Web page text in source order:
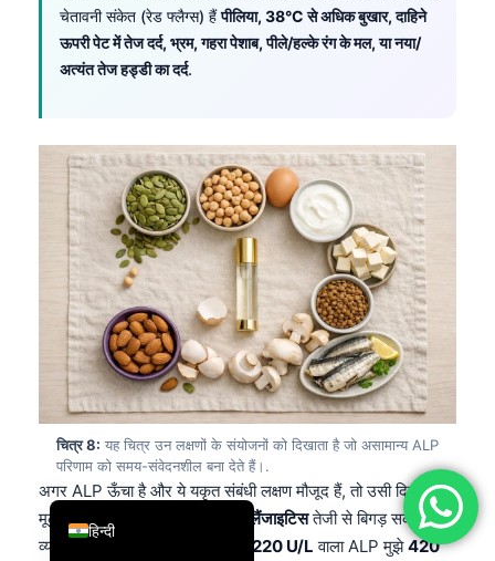
चेतावनी संकेत (रेड फ्लैग्स) हैंपीलिया, 38°C से अधिक बुखार, दाहिने
ऊपरी पेट में तेज दर्द, भ्रम, गहरा पेशाब, पीले/हल्के रंग के मल, या नया/
अत्यंत तेज हड्डी का दर्द.
चित्र 8: यह चित्र उन लक्षणों के संयोजनों को दिखाता है जो असामान्य ALP
परिणाम को समय-संवेदनशील बना देते हैं।.
अगर ALP ऊँचा है और ये यकृत संबंधी लक्षण मौजूद हैं, तो उसी दिन
मूल्यांकन समझदारी है क्योंकि
तीव्र कोलैंजाइटिसतेजी से बिगड़ सकता है।
व्यवहार में, बुखार और पीलिया के साथ
220 U/L वाला ALP मुझे420
हिन्दी
English
Deutsch
العربية
Français
עִבְרִית
Italiano
Español
Português
Ελληνικά
Türkçe
Български